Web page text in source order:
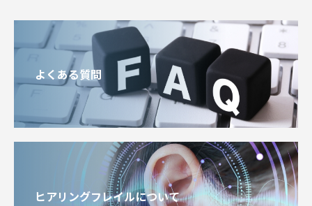
よくある質問
ヒアリングフレイルについて